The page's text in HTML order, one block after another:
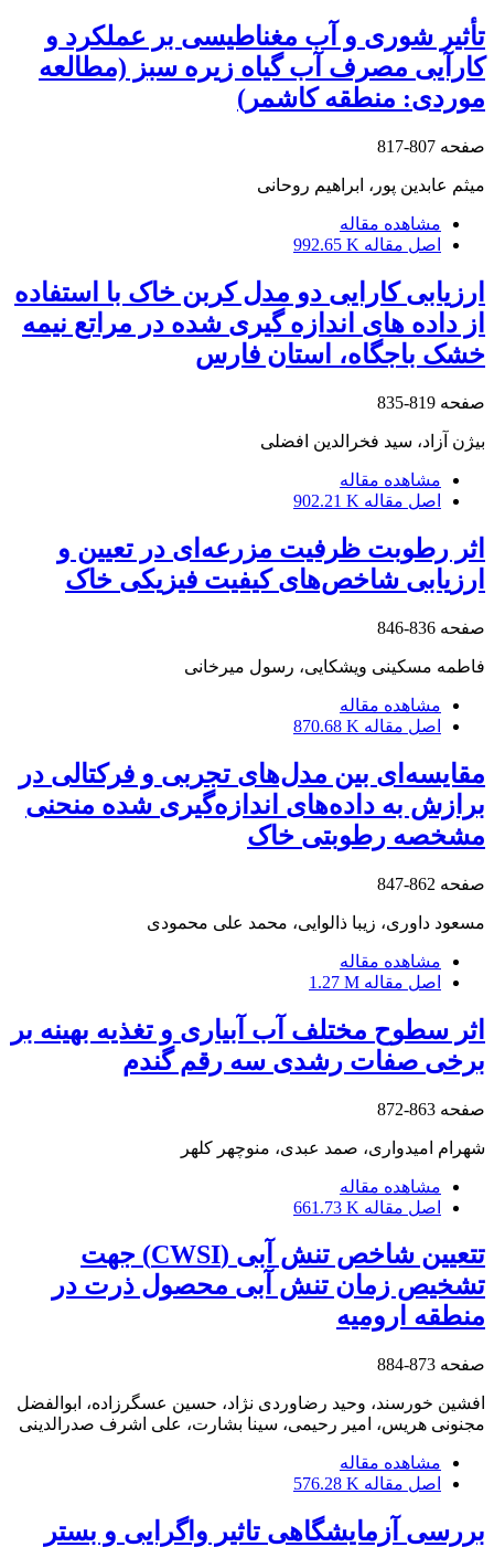
تأثیر شوری و آب مغناطیسی بر عملکرد و
کارآیی مصرف آب گیاه زیره سبز (مطالعه
موردی: منطقه کاشمر)
صفحه 807-817
میثم عابدین پور، ابراهیم روحانی
مشاهده مقاله
اصل مقاله 992.65 K
ارزیابی کارایی دو مدل کربن خاک با استفاده
از داده ‏های اندازه‏ گیری‏ شده در مراتع نیمه‏
خشک باجگاه، استان فارس
صفحه 819-835
بیژن آزاد، سید فخرالدین افضلی
مشاهده مقاله
اصل مقاله 902.21 K
اثر رطوبت ظرفیت مزرعه‌ای در تعیین و
ارزیابی شاخص‌های کیفیت فیزیکی خاک
صفحه 836-846
فاطمه مسکینی ویشکایی، رسول میرخانی
مشاهده مقاله
اصل مقاله 870.68 K
مقایسه‌ای بین مدل‌های تجربی و فرکتالی در
برازش به داده‌های اندازه‌گیری شده منحنی
مشخصه رطوبتی خاک
صفحه 862-847
مسعود داوری، زیبا ذالوایی، محمد علی محمودی
مشاهده مقاله
اصل مقاله 1.27 M
اثر سطوح مختلف آب آبیاری و تغذیه بهینه بر
برخی صفات رشدی سه رقم گندم
صفحه 863-872
شهرام امیدواری، صمد عبدی، منوچهر کلهر
مشاهده مقاله
اصل مقاله 661.73 K
تتعیین شاخص تنش آبی (CWSI) جهت
تشخیص زمان تنش آبی محصول ذرت در
منطقه ارومیه
صفحه 873-884
افشین خورسند، وحید رضاوردی نژاد، حسین عسگرزاده، ابوالفضل
مجنونی هریس، امیر رحیمی، سینا بشارت، علی اشرف صدرالدینی
مشاهده مقاله
اصل مقاله 576.28 K
بررسی آزمایشگاهی تاثیر واگرایی و بستر